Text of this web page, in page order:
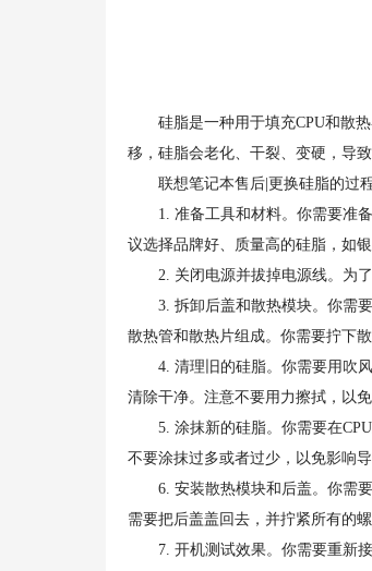
硅脂是一种用于填充CPU和散热
移，硅脂会老化、干裂、变硬，导
联想笔记本售后|更换硅脂的过程
1. 准备工具和材料。你需要准备
议选择品牌好、质量高的硅脂，如银
2. 关闭电源并拔掉电源线。为了
3. 拆卸后盖和散热模块。你需要
散热管和散热片组成。你需要拧下
4. 清理旧的硅脂。你需要用吹风
清除干净。注意不要用力擦拭，以
5. 涂抹新的硅脂。你需要在CPU
不要涂抹过多或者过少，以免影响
6. 安装散热模块和后盖。你需要
需要把后盖盖回去，并拧紧所有的螺
7. 开机测试效果。你需要重新接